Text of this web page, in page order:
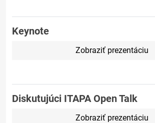
Keynote
Zobraziť prezentáciu
Diskutujúci ITAPA Open Talk
Zobraziť prezentáciu